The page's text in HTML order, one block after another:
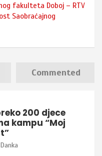
fakulteta Doboj – RTV
Saobraćajnog
Commented
200 djece
kampu “Moj
Danka